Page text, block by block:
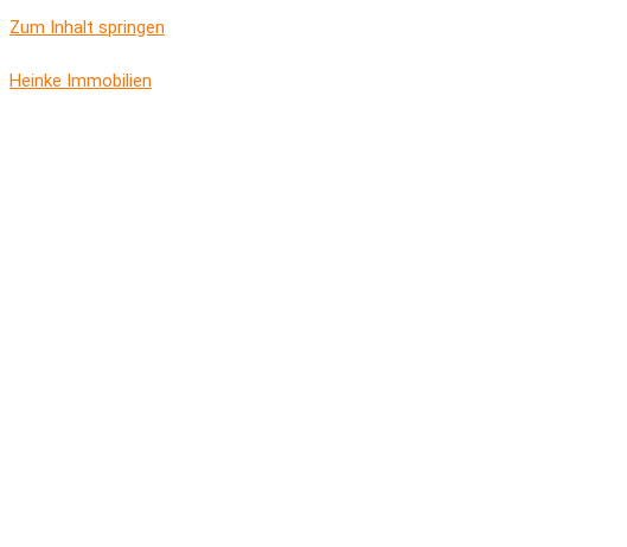
Zum Inhalt springen
Heinke Immobilien